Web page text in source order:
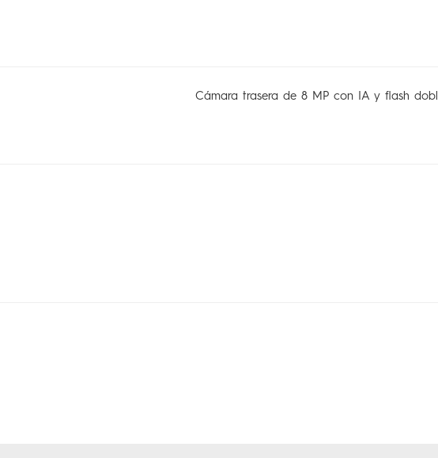
Cámara trasera de 8 MP con IA y flash